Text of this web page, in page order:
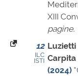
XIII
pagine.
12
ILC
ISTI
Luzietti
Carpita
(2024)